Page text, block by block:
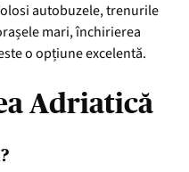
autobuzele, trenurile
mari, închirierea
o opțiune excelentă.
Adriatică